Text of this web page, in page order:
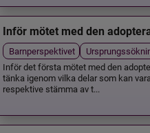
Inför mötet med den
Barnperspektivet
Inför det första mötet med den
tänka igenom vilka delar som kan
respektive stämma av t...